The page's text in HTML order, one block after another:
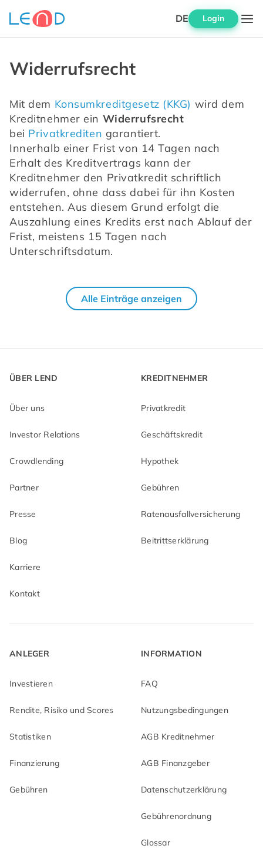
DE Login
Widerrufsrecht
Mit dem Konsumkreditgesetz (KKG) wird dem
Kreditnehmer ein Widerrufsrecht
bei Privatkrediten garantiert.
Innerhalb einer Frist von 14 Tagen nach
Erhalt des Kreditvertrags kann der
Kreditnehmer den Privatkredit schriftlich
widerrufen, ohne dass dabei für ihn Kosten
entstehen. Aus diesem Grund erfolgt die
Auszahlung eines Kredits erst nach Ablauf der
Frist, meistens 15 Tagen nach
Unterschriftsdatum.
Alle Einträge anzeigen
ÜBER LEND
Über uns
Investor Relations
Crowdlending
Partner
Presse
Blog
Karriere
Kontakt
KREDITNEHMER
Privatkredit
Geschäftskredit
Hypothek
Gebühren
Ratenausfallversicherung
Beitrittserklärung
ANLEGER
Investieren
Rendite, Risiko und Scores
Statistiken
Finanzierung
Gebühren
INFORMATION
FAQ
Nutzungsbedingungen
AGB Kreditnehmer
AGB Finanzgeber
Datenschutzerklärung
Gebührenordnung
Glossar